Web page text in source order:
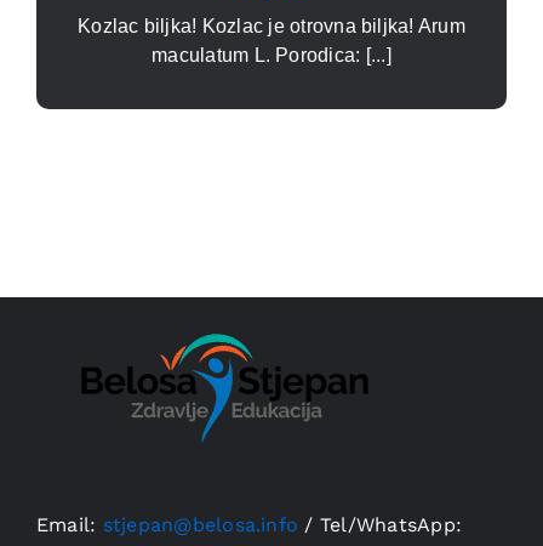
Kozlac biljka! Kozlac je otrovna biljka! Arum
maculatum L. Porodica: [...]
Email: stjepan@belosa.info / Tel/WhatsApp: